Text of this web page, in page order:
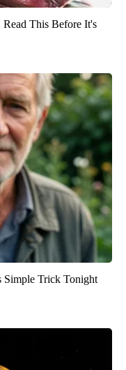
This Before It's
Simple Trick Tonight